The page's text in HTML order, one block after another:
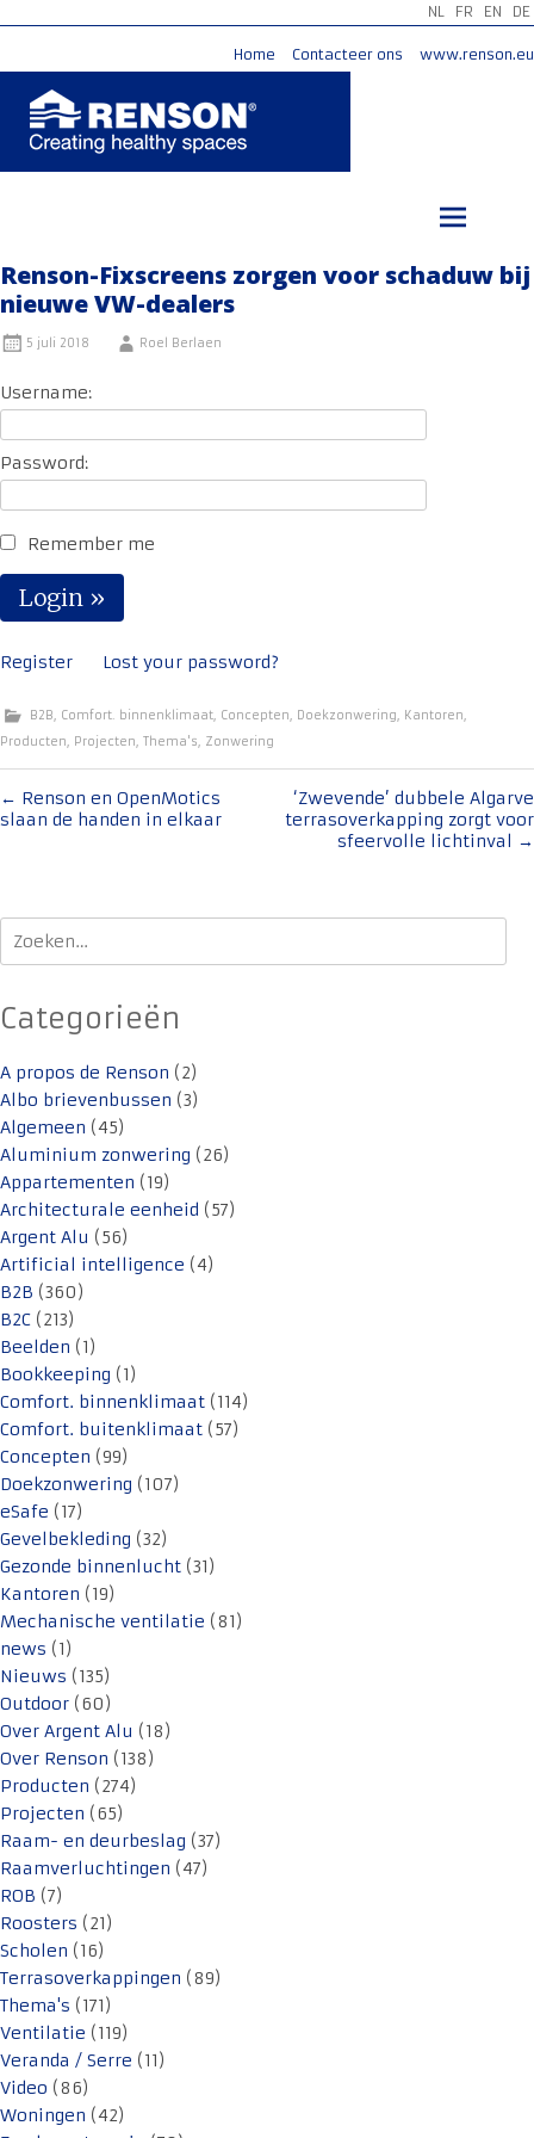
NL FR EN DE
Home Contacteer ons www.renson.eu
Renson-Fixscreens zorgen voor schaduw bij
nieuwe VW-dealers
5 juli 2018 Roel Berlaen
Username:
Password:
Remember me
Register Lost your password?
B2B, Comfort. binnenklimaat, Concepten, Doekzonwering, Kantoren,
Producten, Projecten, Thema's, Zonwering
Bericht
navigatie
← Renson en OpenMotics
slaan de handen in elkaar
‘Zwevende’ dubbele Algarve
terrasoverkapping zorgt voor
sfeervolle lichtinval →
Zoeken
naar:
Categorieën
A propos de Renson (2)
Albo brievenbussen (3)
Algemeen (45)
Aluminium zonwering (26)
Appartementen (19)
Architecturale eenheid (57)
Argent Alu (56)
Artificial intelligence (4)
B2B (360)
B2C (213)
Beelden (1)
Bookkeeping (1)
Comfort. binnenklimaat (114)
Comfort. buitenklimaat (57)
Concepten (99)
Doekzonwering (107)
eSafe (17)
Gevelbekleding (32)
Gezonde binnenlucht (31)
Kantoren (19)
Mechanische ventilatie (81)
news (1)
Nieuws (135)
Outdoor (60)
Over Argent Alu (18)
Over Renson (138)
Producten (274)
Projecten (65)
Raam- en deurbeslag (37)
Raamverluchtingen (47)
ROB (7)
Roosters (21)
Scholen (16)
Terrasoverkappingen (89)
Thema's (171)
Ventilatie (119)
Veranda / Serre (11)
Video (86)
Woningen (42)